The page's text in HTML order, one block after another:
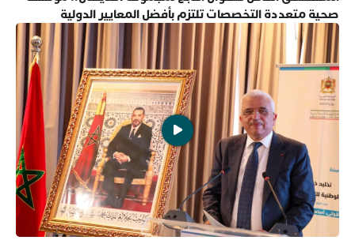
صحية متعددة التخصصات تلتزم بأفضل المعايير الدولية